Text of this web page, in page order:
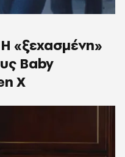
«ξεχασμένη»
Baby
X